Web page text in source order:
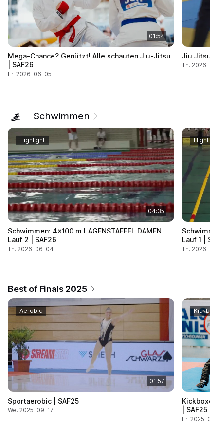
01:54
Mega-Chance? Genützt! Alle schauten Jiu-Jitsu
| SAF26
Fr. 2026-06-05
Jiu Jitsu:
Th. 2026-
Schwimmen
Highlight
04:35
Schwimmen: 4x100 m LAGENSTAFFEL DAMEN
Lauf 2 | SAF26
Th. 2026-06-04
Lauf 1 |
Th. 2026-
Best of Finals 2025
Aerobic
01:57
Sportaerobic | SAF25
We. 2025-09-17
| SAF25
Fr. 2025-